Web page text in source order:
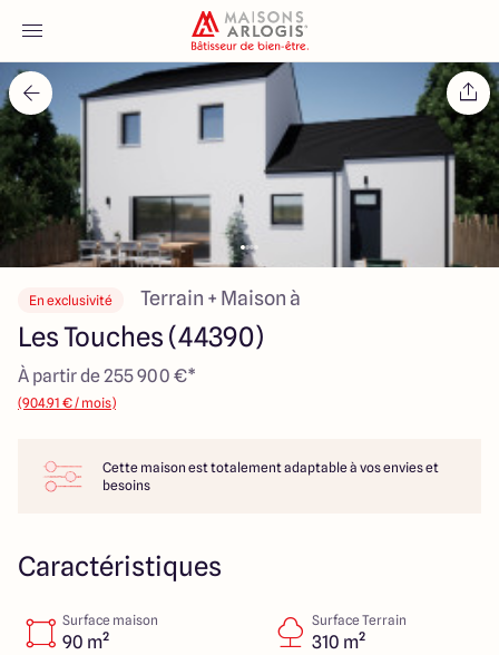
Accueil
Nos maisons
Nos annonces
Votre projet
Qui sommes-nous
Maisons ARLOGIS Nantes
4.7 4.7
En exclusivité Terrain + Maison à
Les Touches (44390)
À partir de 255 900 €*
(904.91 € / mois)
Cette maison est totalement adaptable à vos envies et
besoins
Caractéristiques
Surface maison
90 m²
Surface Terrain
310 m²